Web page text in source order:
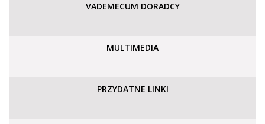
VADEMECUM DORADCY
MULTIMEDIA
PRZYDATNE LINKI